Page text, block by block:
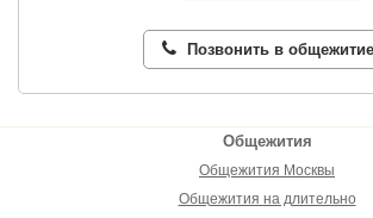
Позвонить в общежитие
Общежития
Общежития Москвы
Общежития на длительно